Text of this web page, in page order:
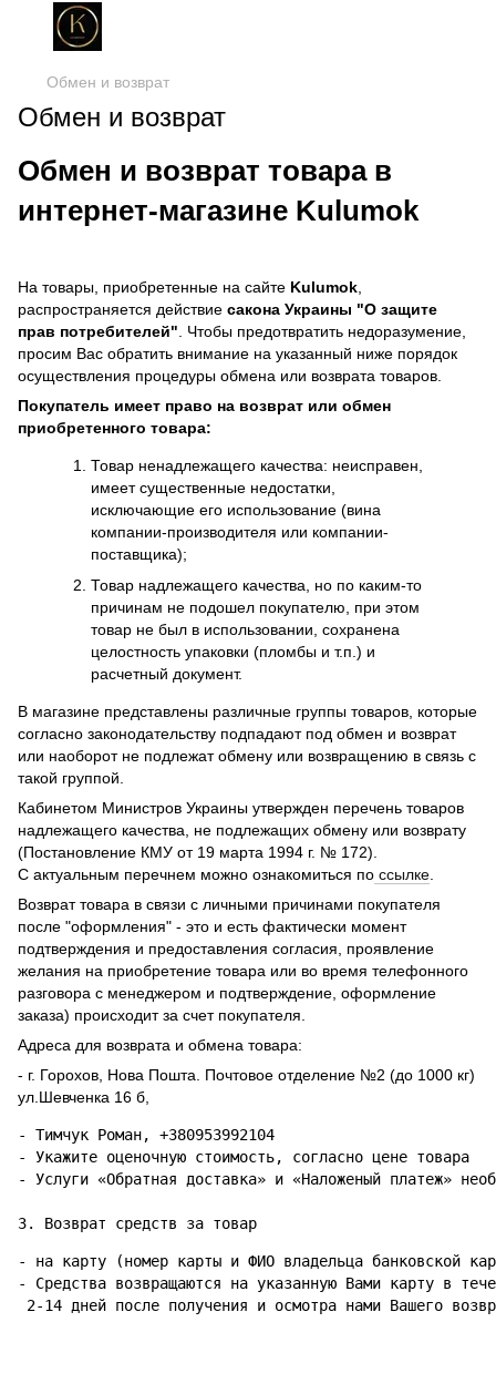
Обмен и возврат
Обмен и возврат
Обмен и возврат товара в
интернет-магазине Kulumok
На товары, приобретенные на сайте Kulumok
распространяется действие cакона Украины "О защите
прав потребителей" . Чтобы предотвратить недоразумение,
просим Вас обратить внимание на указанный ниже порядок
осуществления процедуры обмена или возврата товаров.
Покупатель имеет право на возврат или обмен
приобретенного товара:
Товар ненадлежащего качества: неисправен,
имеет существенные недостатки,
исключающие его использование (вина
компании-производителя или компании-
поставщика);
Товар надлежащего качества, но по каким-то
причинам не подошел покупателю, при этом
товар не был в использовании, сохранена
целостность упаковки (пломбы и т.п.) и
расчетный документ.
В магазине представлены различные группы товаров, которые
согласно законодательству подпадают под обмен и возврат
или наоборот не подлежат обмену или возвращению в связь с
такой группой.
Кабинетом Министров Украины утвержден перечень товаров
надлежащего качества, не подлежащих обмену или возврату
(Постановление КМУ от 19 марта 1994 г. № 172).
С актуальным перечнем можно ознакомиться по ссылке.
Возврат товара в связи с личными причинами покупателя
после "оформления" - это и есть фактически момент
подтверждения и предоставления согласия, проявление
желания на приобретение товара или во время телефонного
разговора с менеджером и подтверждение, оформление
заказа) происходит за счет покупателя.
Адреса для возврата и обмена товара:
- г. Горохов, Нова Пошта. Почтовое отделение №2 (до 1000 кг)
ул.Шевченка 16 б,
- Тимчук Роман, +380953992104
- Укажите оценочную стоимость, согласно цене товара
- Услуги «Обратная доставка» и «Наложеный платеж»
3. Возврат средств за товар
- на карту (номер карты и ФИО владельца банковской
- Средства возвращаются на указанную Вами карту в
2-14 дней после получения и осмотра нами Вашего